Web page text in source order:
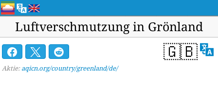
Luftverschmutzung in Grönland
🇬🇧
Aktie: aqicn.org/country/greenland/de/